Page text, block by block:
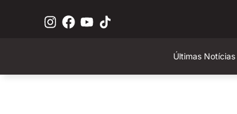
Últimas Notícias